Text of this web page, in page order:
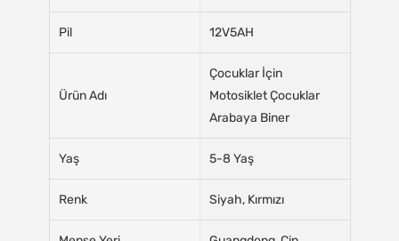
Pil 12V5AH
Ürün Adı
Çocuklar İçin
Motosiklet Çocuklar
Arabaya Biner
Yaş 5-8 Yaş
Renk Siyah, Kırmızı